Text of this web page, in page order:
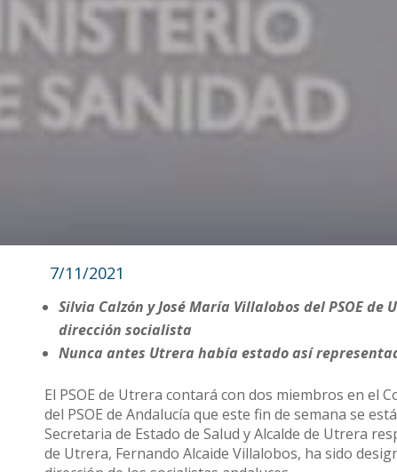
7/11/2021
Silvia Calzón y José María Villalobos del PSOE
dirección socialista
Nunca antes Utrera había estado así
El PSOE de Utrera contará con dos miembros en el
del PSOE de Andalucía que este fin de semana se
Secretaria de Estado de Salud y Alcalde de Utrera
de Utrera, Fernando Alcaide Villalobos, ha sido